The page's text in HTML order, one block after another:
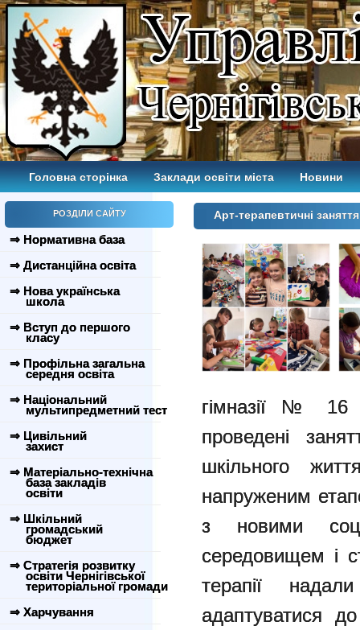
Головна сторінка Заклади освіти міста Новини
РОЗДІЛИ САЙТУ
⇒ Нормативна база
⇒ Дистанційна освіта
⇒ Нова українська
школа
⇒ Вступ до першого
класу
⇒ Профільна загальна
середня освіта
⇒ Національний
мультипредметний тест
⇒ Цивільний
захист
⇒ Матеріально-технічна
база закладів
освіти
⇒ Шкільний
громадський
бюджет
⇒ Стратегія розвитку
освіти Чернігівської
територіальної громади
⇒ Харчування
Арт-терапевтичні
гімназії № 16
проведені
шкільного
напруженим
з новими
середовищем і
терапії
адаптуватися